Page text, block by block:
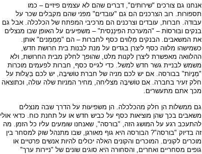
אנחנו גם צורכים "שירותים", דברים שהם לא עצמים פיזיים – כמו
תספורות. רוב הצרכנים הם גם "עובדים" מפני שהם מקבלים שכר על
עבודה. חברות, עובדים וצרכנים הם מרכיבי המפתח של הכלכלה. אבל גם
בנקים ובּוּרסוֹת – "המערכת הפינַנְסית" – משפיעים על האופן שבו מנצלים
את המשאבים. הבנקים מַלְווים כסף לחברות – הם "מְמַמְנים" אותן.
כשמישהו מלווה כסף ליצרן בגדים על מנת לבנות בית חרושת חדש,
ההלוואה מאפשרת ליצרן לקנות מלט, שהופך לחלק מבית החרושת, ולא
משמש לבניית גשר חדש למשל. כדי לגייס כסף, חברות לפעמים מוכרות
"מְנָיוֹת" בבורסה. אם יש לכם מניה של חברת טוֹשיבָּה, יש לכם בַּעֲלוּת על
חלק זעיר בחברה. אם טוֹשיבָּה מצליחה, מחיר המניות שלה עולה, וכתוצאה
מכך אתם מתעשרים.
גם ממשלות הן חלק מהכלכלה. הן משפיעות על הדרך שבה מנצלים
משאבים בכך שהן מוציאות כסף על כביש חדש או על תחנת כוח. כדאי אולי
להתעכב רגע על המושג הזה, "בורסה", שאנחנו שומעים עליו כל הזמן. מה
זה בדיוק "בורסה"? הבורסה היא גוף מאורגן, שבו מתנהל שוק למסחר בין
מוכרים לקונים. המוכרים והקונים האלה יכולים להיות אנשים פרטיים או
גופים מסחריים ואחרים, והסחורה היא סוגים שונים של "ניירות ערך"